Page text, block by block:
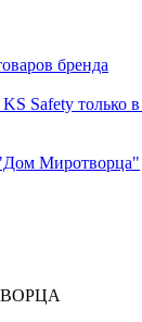
бренда
Safety только
Миротворца"